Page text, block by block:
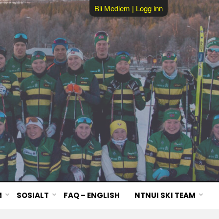
Bli Medlem | Logg inn
SOSIALT FAQ – ENGLISH NTNUI SKI TEAM